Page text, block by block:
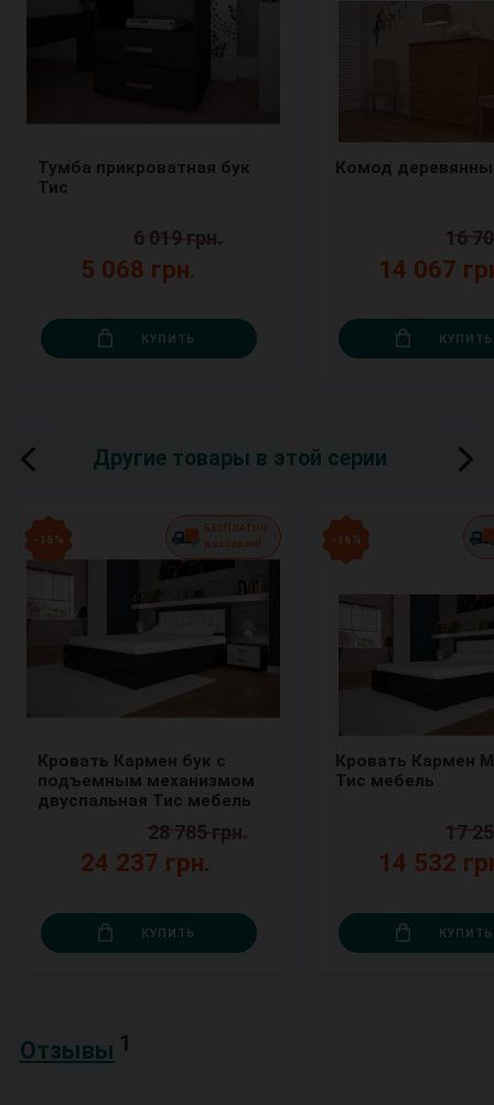
Тумба прикроватная бук
Тис
5 068 грн.
6 019 грн.
КУПИТЬ
Комод
14 067
16
КУПИТЬ
Другие товары в этой серии
- 16 %
БЕСПЛАТНО
доставим!
Кровать Кармен бук с
подъемным механизмом
двуспальная Тис мебель
24 237 грн.
28 785 грн.
КУПИТЬ
- 16 %
Кровать Кармен
Тис мебель
14 532
17
КУПИТЬ
Отзывы 1